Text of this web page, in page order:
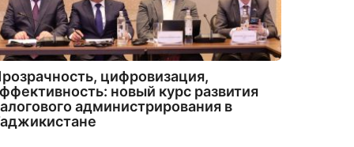
цифровизация,
новый курс развития
администрирования в